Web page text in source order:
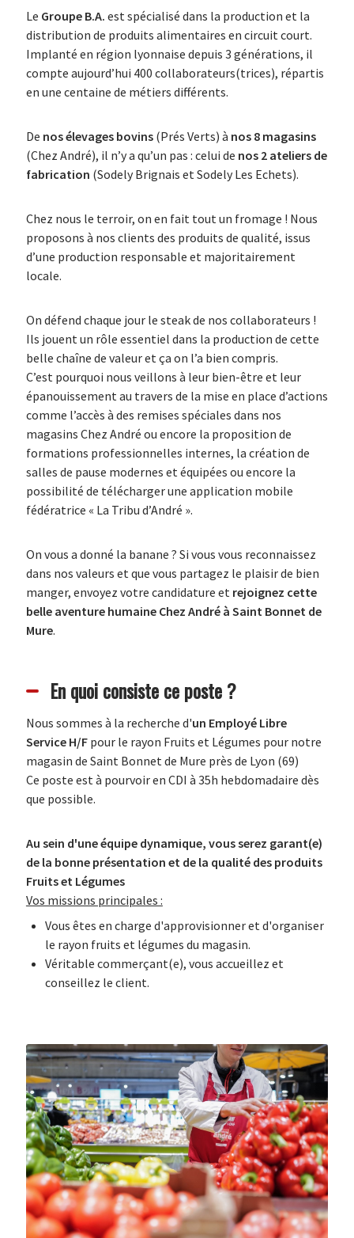
Le Groupe B.A. est spécialisé dans la production et la
distribution de produits alimentaires en circuit court.
Implanté en région lyonnaise depuis 3 générations, il
compte aujourd’hui 400 collaborateurs(trices), répartis
en une centaine de métiers différents.
De nos élevages bovins(Prés Verts) à nos 8 magasins
(Chez André), il n’y a qu’un pas : celui de nos 2 ateliers de
fabrication (Sodely Brignais et Sodely Les Echets).
Chez nous le terroir, on en fait tout un fromage ! Nous
proposons à nos clients des produits de qualité, issus
d’une production responsable et majoritairement
locale.
On défend chaque jour le steak de nos collaborateurs !
Ils jouent un rôle essentiel dans la production de cette
belle chaîne de valeur et ça on l’a bien compris.
C’est pourquoi nous veillons à leur bien-être et leur
épanouissement au travers de la mise en place d’actions
comme l’accès à des remises spéciales dans nos
magasins Chez André ou encore la proposition de
formations professionnelles internes, la création de
salles de pause modernes et équipées ou encore la
possibilité de télécharger une application mobile
fédératrice « La Tribu d’André ».
On vous a donné la banane ? Si vous vous reconnaissez
dans nos valeurs et que vous partagez le plaisir de bien
manger, envoyez votre candidature et rejoignez cette
belle aventure humaine Chez André à Saint Bonnet de
Mure.
En quoi consiste ce poste ?
Nous sommes à la recherche d'un Employé Libre
Service H/F pour le rayon Fruits et Légumes pour notre
magasin de Saint Bonnet de Mure près de Lyon (69)
Ce poste est à pourvoir en CDI à 35h hebdomadaire dès
que possible.
Au sein d'une équipe dynamique, vous serez garant(e)
de la bonne présentation et de la qualité des produits
Fruits et Légumes
Vos missions principales :
Vous êtes en charge d'approvisionner et d'organiser
le rayon fruits et légumes du magasin.
Véritable commerçant(e), vous accueillez et
conseillez le client.